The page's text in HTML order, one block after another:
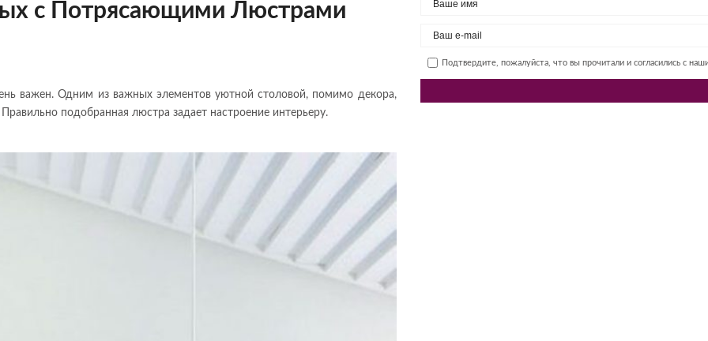
с Потрясающими Люстрами
важен. Одним из важных элементов уютной столовой, помимо декора,
подобранная люстра задает настроение интерьеру.
Подтвердите, пожалуйста, что вы прочитали и согласились с